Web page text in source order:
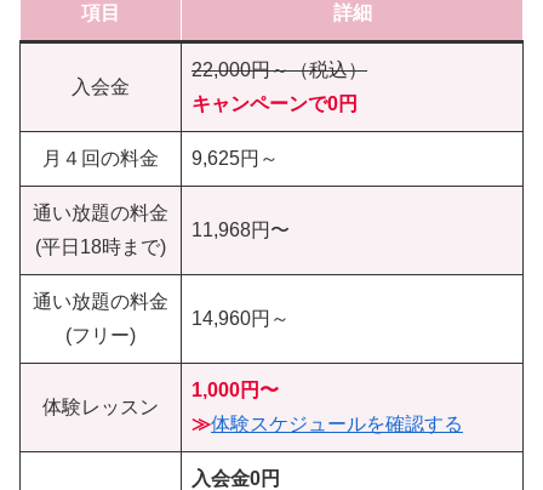
項目 詳細
入会金
22,000円～（税込）
キャンペーンで0円
月４回の料金 9,625円～
通い放題の料金
(平日18時まで)
11,968円〜
通い放題の料金
(フリー)
14,960円～
体験レッスン
1,000円〜
≫体験スケジュールを確認する
入会金0円